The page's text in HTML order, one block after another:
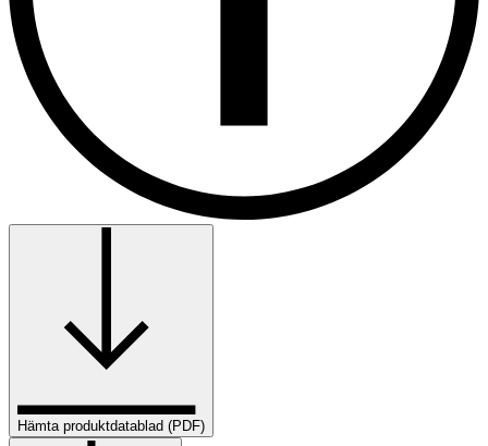
Hämta produktdatablad (PDF)